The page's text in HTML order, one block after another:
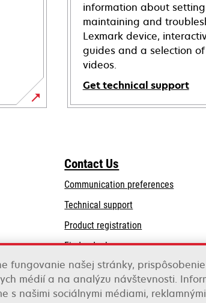
information about
maintaining and
Lexmark device,
guides and a selection
videos.
Get technical support
opens
tab
Contact Us
Communication preferences
Technical supportopens
a
new
tab
Product registration
Find a dealer
List of wholesalers
fungovanie našej stránky,
médií a na analýzu návštevnosti.
s našimi sociálnymi médiami,